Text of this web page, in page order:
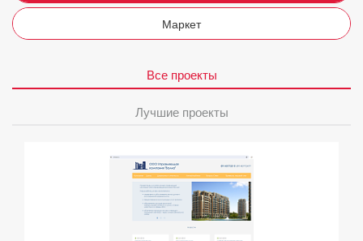
Маркет
Все проекты
Лучшие проекты